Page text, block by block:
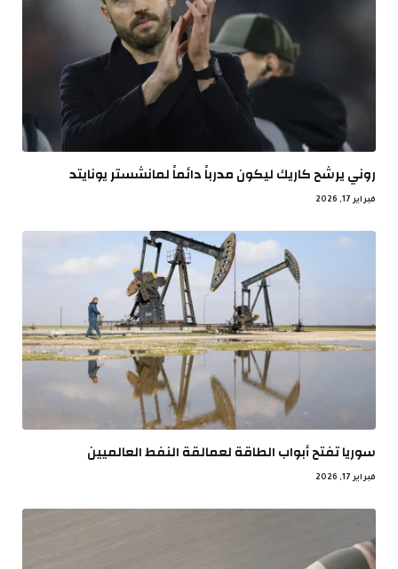
روني يرشح كاريك ليكون مدرباً دائماً لمانشستر يونايتد
فبراير 17, 2026
سوريا تفتح أبواب الطاقة لعمالقة النفط العالميين
فبراير 17, 2026